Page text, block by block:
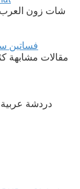
شات زون العرب
فساتين
مقالات مشابهة